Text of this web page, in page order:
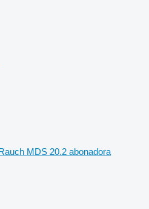
MDS 20.2 abonadora